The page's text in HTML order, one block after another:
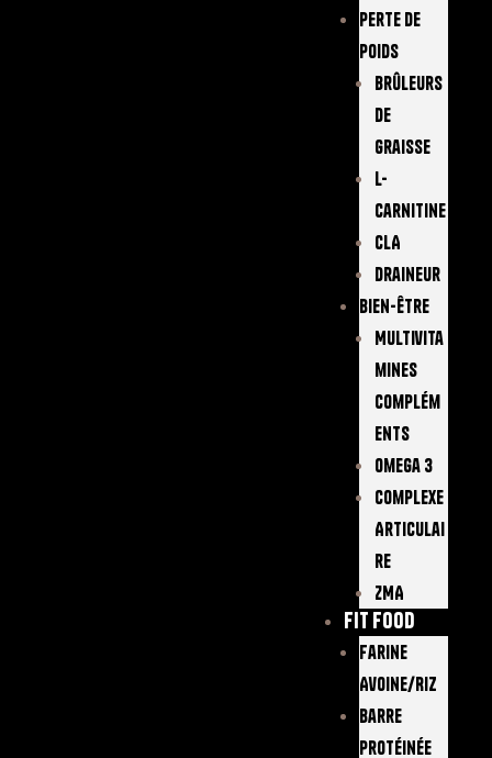
Perte De
Poids
Brûleurs
De
Graisse
L-
Carnitine
CLA
Draineur
Bien-Être
Multivita
Mines
Complém
Ents
Omega 3
Complexe
Articulai
Re
ZMA
FIT FOOD
Farine
Avoine/Riz
Barre
Protéinée